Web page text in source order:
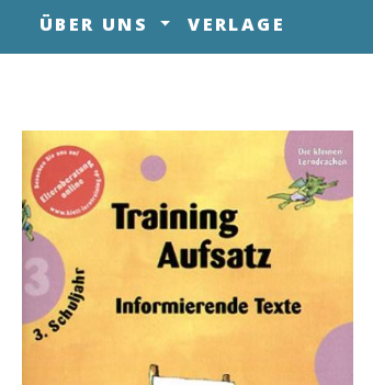
ÜBER UNS VERLAGE
Bildergalerie überspringen